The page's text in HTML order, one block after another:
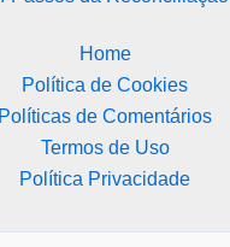
Home
Política de Cookies
Políticas de Comentários
Termos de Uso
Política Privacidade